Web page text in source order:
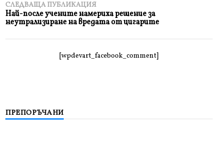
СЛЕДВАЩА ПУБЛИКАЦИЯ
Най-после учените намериха решение за
неутрализиране на вредата от цигарите
[wpdevart_facebook_comment]
ПРЕПОРЪЧАНИ